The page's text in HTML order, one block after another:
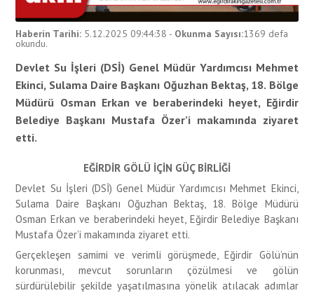
Haberin Tarihi: 5.12.2025 09:44:38 - Okunma Sayısı:1369 defa
okundu.
Devlet Su İşleri (DSİ) Genel Müdür Yardımcısı Mehmet
Ekinci, Sulama Daire Başkanı Oğuzhan Bektaş, 18. Bölge
Müdürü Osman Erkan ve beraberindeki heyet, Eğirdir
Belediye Başkanı Mustafa Özer’i makamında ziyaret
etti.
EĞİRDİR GÖLÜ İÇİN GÜÇ BİRLİĞİ
Devlet Su İşleri (DSİ) Genel Müdür Yardımcısı Mehmet Ekinci,
Sulama Daire Başkanı Oğuzhan Bektaş, 18. Bölge Müdürü
Osman Erkan ve beraberindeki heyet, Eğirdir Belediye Başkanı
Mustafa Özer’i makamında ziyaret etti.
Gerçekleşen samimi ve verimli görüşmede, Eğirdir Gölü’nün
korunması, mevcut sorunların çözülmesi ve gölün
sürdürülebilir şekilde yaşatılmasına yönelik atılacak adımlar